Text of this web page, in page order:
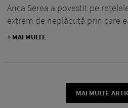
Anca Serea a povestit pe
extrem de neplăcută prin care
+ MAI MULTE
MAI MULTE